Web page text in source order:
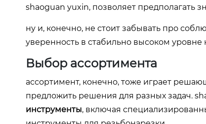
shaoguan yuxin, позволяет предполагать
ну и, конечно, не стоит забывать про
уверенность в стабильно высоком уровне
Выбор ассортимента
ассортимент, конечно, тоже играет
предложить решения для разных задач.
инструменты, включая